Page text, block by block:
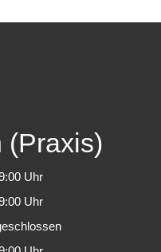
(Praxis)
Uhr
Uhr